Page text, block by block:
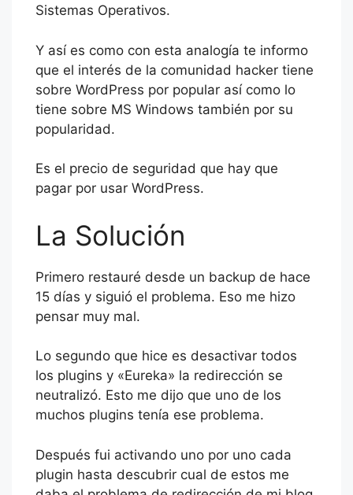
Sistemas Operativos.
Y así es como con esta analogía te informo
que el interés de la comunidad hacker tiene
sobre WordPress por popular así como lo
tiene sobre MS Windows también por su
popularidad.
Es el precio de seguridad que hay que
pagar por usar WordPress.
La Solución
Primero restauré desde un backup de hace
15 días y siguió el problema. Eso me hizo
pensar muy mal.
Lo segundo que hice es desactivar todos
los plugins y «Eureka» la redirección se
neutralizó. Esto me dijo que uno de los
muchos plugins tenía ese problema.
Después fui activando uno por uno cada
plugin hasta descubrir cual de estos me